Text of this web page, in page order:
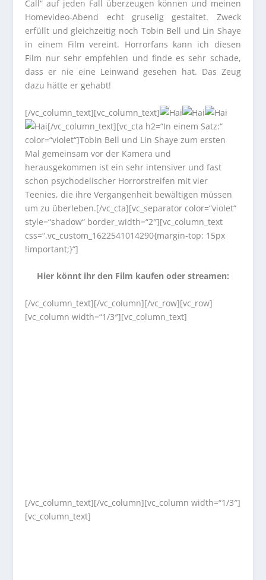
Call“ auf jeden Fall überzeugen können und meinen
Homevideo-Abend echt gruselig gestaltet. Zweck
erfüllt und gleichzeitig noch Tobin Bell und Lin Shaye
in einem Film vereint. Horrorfans kann ich diesen
Film nur sehr empfehlen und finde es sehr schade,
dass er nie eine Leinwand gesehen hat. Das Zeug
dazu hätte er gehabt!
[/vc_column_text][vc_column_text]
[/vc_column_text][vc_cta h2=“In einem Satz:“
color=“violet“]Tobin Bell und Lin Shaye zum ersten
Mal gemeinsam vor der Kamera und
herausgekommen ist ein sehr intensiver und fast
schon psychodelischer Horrorstreifen mit vier
Teenies, die ihre Vergangenheit bewältigen müssen
um zu überleben.[/vc_cta][vc_separator color=“violet“
style=“shadow“ border_width=“2″][vc_column_text
css=“.vc_custom_1622541014290{margin-top: 15px
!important;}“]
Hier könnt ihr den Film kaufen oder streamen:
[/vc_column_text][/vc_column][/vc_row][vc_row]
[vc_column width=“1/3″][vc_column_text]
[/vc_column_text][/vc_column][vc_column width=“1/3″]
[vc_column_text]